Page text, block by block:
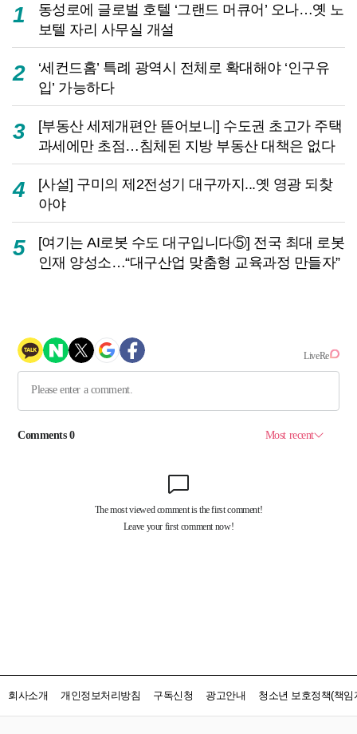
1
동성로에 글로벌 호텔 ‘그랜드 머큐어’ 오나…옛 노
보텔 자리 사무실 개설
2
‘세컨드홈’ 특례 광역시 전체로 확대해야 ‘인구유
입’ 가능하다
3
[부동산 세제개편안 뜯어보니] 수도권 초고가 주택
과세에만 초점…침체된 지방 부동산 대책은 없다
4
[사설] 구미의 제2전성기 대구까지...옛 영광 되찾
아야
5
[여기는 AI로봇 수도 대구입니다⑤] 전국 최대 로봇
인재 양성소…“대구산업 맞춤형 교육과정 만들자”
회사소개 개인정보처리방침 구독신청 광고안내 청소년 보호정책(책임